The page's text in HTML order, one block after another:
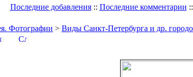
Последние добавления:: Последние комментарии ::
Фотографии > Виды Санкт-Петербурга и др.